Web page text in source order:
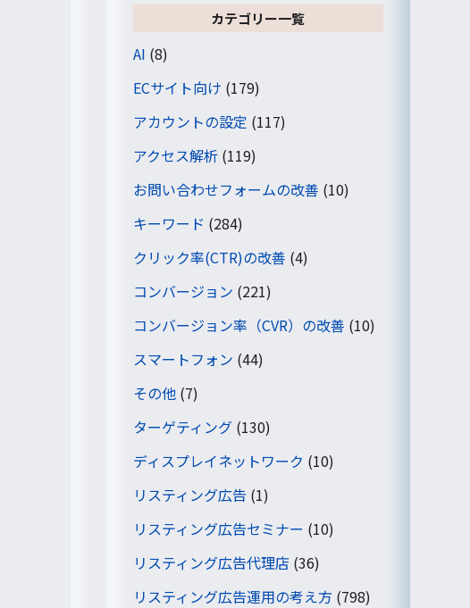
カテゴリー一覧
AI (8)
ECサイト向け (179)
アカウントの設定 (117)
アクセス解析(119)
お問い合わせフォームの改善 (10)
キーワード (284)
クリック率(CTR)の改善 (4)
コンバージョン (221)
コンバージョン率（CVR）の改善 (10)
スマートフォン (44)
その他(7)
ターゲティング(130)
ディスプレイネットワーク (10)
リスティング広告 (1)
リスティング広告セミナー (10)
リスティング広告代理店(36)
リスティング広告運用の考え方(798)